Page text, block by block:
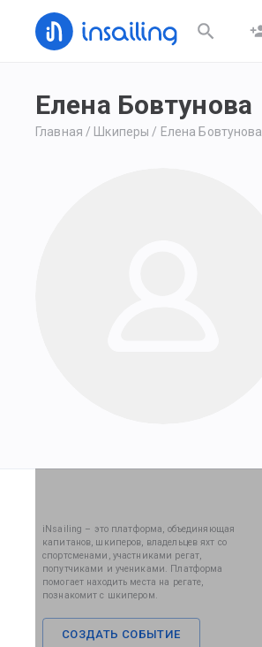
Елена Бовтунова
Главная / Шкиперы / Елена Бовтунова
iNsailing – это платформа, объединяющая
капитанов, шкиперов, владельцев яхт со
спортсменами, участниками регат,
попутчиками и учениками. Платформа
помогает находить места на регате,
познакомит с шкипером.
СОЗДАТЬ СОБЫТИЕ